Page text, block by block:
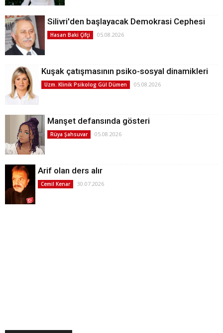
Silivri'den başlayacak Demokrasi Cephesi
Hasan Baki Çifçi 05.08.2026
Kuşak çatışmasının psiko-sosyal dinamikleri
Uzm. Klinik Psikolog Gül Dümen 05.08.2026
Manşet defansında gösteri
Rüya Şahsuvar 05.08.2026
Arif olan ders alır
Cemil Kenar 30.07.2026